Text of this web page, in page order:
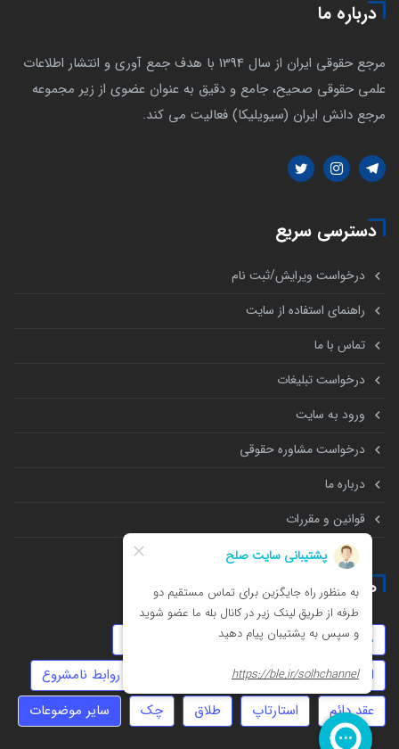
درباره ما
مرجع حقوقی ایران از سال 1394 با هدف جمع آوری و انتشار اطلاعات
علمی حقوقی صحیح، جامع و دقیق به عنوان عضوی از زیر مجموعه
مرجع دانش ایران (سیویلیکا) فعالیت می کند.
دسترسی سریع
درخواست ویرایش/ثبت نام
راهنمای استفاده از سایت
تماس با ما
درخواست تبلیغات
ورود به سایت
درخواست مشاوره حقوقی
درباره ما
قوانین و مقررات
همه چیز درباره
موجر و مستاجر خیانت
انحصار وراثت
کلاهبرداری
روابط نامشروع
عقد دائم
استارتاپ طلاق چک سایر موضوعات